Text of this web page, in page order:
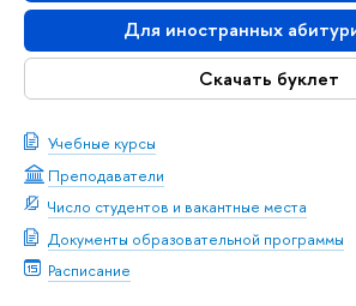
Для иностранных
Скачать буклет
Учебные курсы
Преподаватели
Число студентов и вакантные места
Документы образовательной программы
Расписание